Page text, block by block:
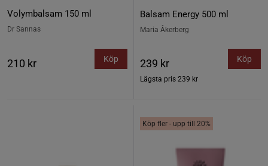
Volymbalsam 150 ml
Dr Sannas
210 kr Köp
Balsam Energy 500 ml
Maria Åkerberg
239 kr
Lägsta pris 239 kr
Köp
Köp fler - upp till 20%